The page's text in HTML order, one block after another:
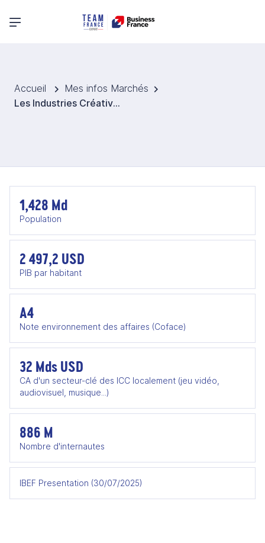
Menu principal
Accueil
Mes infos Marchés
Les Industries Créatives et Culturelles en Inde
1,428 Md
Population
2 497,2 USD
PIB par habitant
A4
Note environnement des affaires (Coface)
32 Mds USD
CA d'un secteur-clé des ICC localement (jeu vidéo,
audiovisuel, musique...)
886 M
Nombre d'internautes
IBEF Presentation (30/07/2025)